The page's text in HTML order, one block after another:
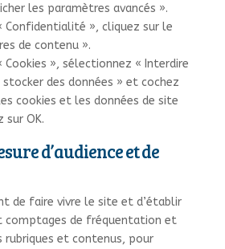
les paramètres avancés ».
Confidentialité », cliquez sur le
de contenu ».
Cookies », sélectionnez « Interdire
des données » et cochez
cookies et les données de site
sur OK.
d’audience et de
de faire vivre le site et d’établir
comptages de fréquentation et
rubriques et contenus, pour